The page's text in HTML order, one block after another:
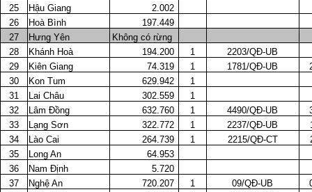
25
Hậu Giang
2.002
26
Hoà Bình
197.449
27
Hưng Yên
Không có rừng
28
Khánh Hoà 194.200 1
2203/QĐ-UB
29
Kiên Giang 74.319 1 1781/QĐ-UB
30
Kon Tum 629.942
1
31
Lai Châu 302.559
1
32
Lâm Đồng 632.760 1 4490/QĐ-UB
33
Lạng Sơn 322.772 1 2237/QĐ-UB
34
Lào Cai 264.739 1 2215/QĐ-CT
35
Long An
64.953
36
Nam Định
5.720
37
Nghệ An 720.207 1 09/QĐ-UB